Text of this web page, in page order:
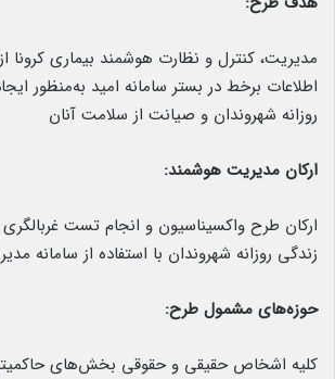
مدیریت، کنترل و نظارت هوشمند بیماری کرونا
اطلاعات برخط در بستر سامانه امید به‌منظور
روزانه شهروندان و صیانت از سلامت آنان
ارکان مدیریت هوشمند:
ارکان طرح واکسیناسیون و انجام تست غربالگری
زندگی روزانه شهروندان با استفاده از سامانه
حوزه­‌های مشمول طرح:
کلیه اشخاص حقیقی و حقوقی بخش‌­های